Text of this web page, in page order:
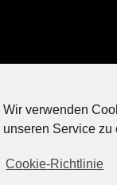
[contact-form-7 404
Wir verwenden
unseren Service zu
Cookie-Richtlinie